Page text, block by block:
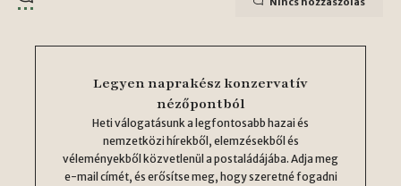
Legyen naprakész konzervatív
nézőpontból
Heti válogatásunk a legfontosabb hazai és
nemzetközi hírekből, elemzésekből és
véleményekből közvetlenül a postaládájába. Adja meg
e-mail címét, és erősítse meg, hogy szeretné fogadni